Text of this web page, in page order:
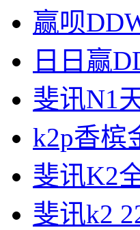
赢呗
日日赢
斐讯N1
k2p香槟
斐讯K2
斐讯k2